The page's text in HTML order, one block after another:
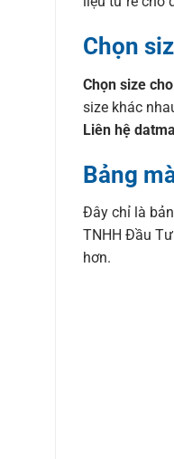
Chọn
Chọn size
size khác
Liên hệ
Bảng
Đây chỉ là
TNHH Đầu
hơn.